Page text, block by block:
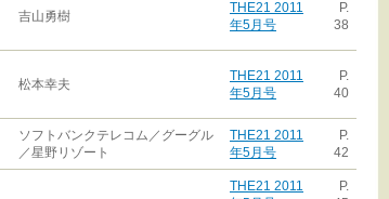
吉山勇樹
THE21 2011
年5月号
P.
38
松本幸夫
THE21 2011
年5月号
P.
40
ソフトバンクテレコム／グーグル
／星野リゾート
THE21 2011
年5月号
P.
42
THE21 2011
P.